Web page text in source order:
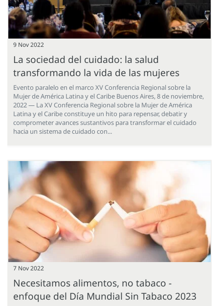
9 Nov 2022
La sociedad del cuidado: la salud
transformando la vida de las mujeres
Evento paralelo en el marco XV Conferencia Regional sobre la
Mujer de América Latina y el Caribe Buenos Aires, 8 de noviembre,
2022 — La XV Conferencia Regional sobre la Mujer de América
Latina y el Caribe constituye un hito para repensar, debatir y
comprometer avances sustantivos para transformar el cuidado
hacia un sistema de cuidado con...
7 Nov 2022
Necesitamos alimentos, no tabaco -
enfoque del Día Mundial Sin Tabaco 2023